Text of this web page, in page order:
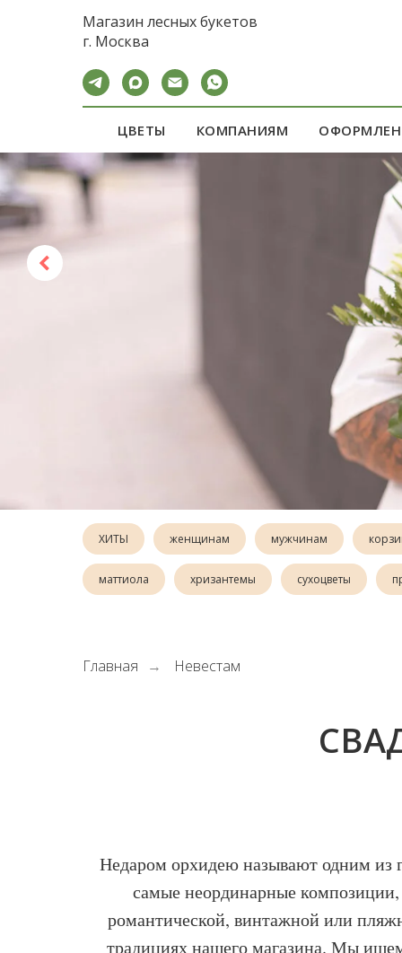
Магазин лесных букетов
г. Москва
ЦВЕТЫ КОМПАНИЯМ
ХИТЫ женщинам мужчинам
маттиола хризантемы сухоцветы
Главная → Невестам
Недаром орхидею называют одним из
самые неординарные
романтической, винтажной или
традициях нашего магазина. Мы